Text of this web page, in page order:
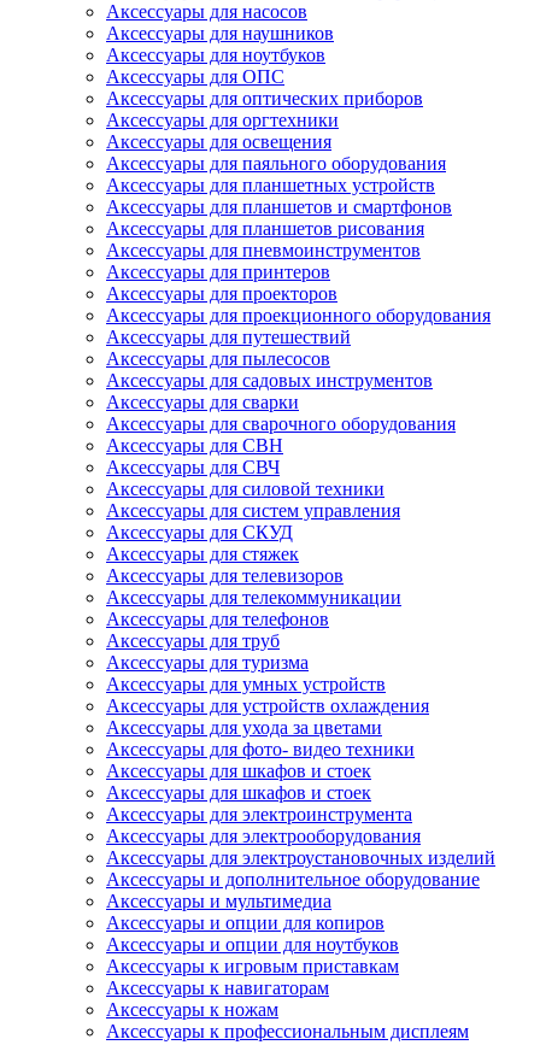
Аксессуары для насосов
Аксессуары для наушников
Аксессуары для ноутбуков
Аксессуары для ОПС
Аксессуары для оптических приборов
Аксессуары для оргтехники
Аксессуары для освещения
Аксессуары для паяльного оборудования
Аксессуары для планшетных устройств
Аксессуары для планшетов и смартфонов
Аксессуары для планшетов рисования
Аксессуары для пневмоинструментов
Аксессуары для принтеров
Аксессуары для проекторов
Аксессуары для проекционного оборудования
Аксессуары для путешествий
Аксессуары для пылесосов
Аксессуары для садовых инструментов
Аксессуары для сварки
Аксессуары для сварочного оборудования
Аксессуары для СВН
Аксессуары для СВЧ
Аксессуары для силовой техники
Аксессуары для систем управления
Аксессуары для СКУД
Аксессуары для стяжек
Аксессуары для телевизоров
Аксессуары для телекоммуникации
Аксессуары для телефонов
Аксессуары для труб
Аксессуары для туризма
Аксессуары для умных устройств
Аксессуары для устройств охлаждения
Аксессуары для ухода за цветами
Аксессуары для фото- видео техники
Аксессуары для шкафов и стоек
Аксессуары для шкафов и стоек
Аксессуары для электроинструмента
Аксессуары для электрооборудования
Аксессуары для электроустановочных изделий
Аксессуары и дополнительное оборудование
Аксессуары и мультимедиа
Аксессуары и опции для копиров
Аксессуары и опции для ноутбуков
Аксессуары к игровым приставкам
Аксессуары к навигаторам
Аксессуары к ножам
Аксессуары к профессиональным дисплеям